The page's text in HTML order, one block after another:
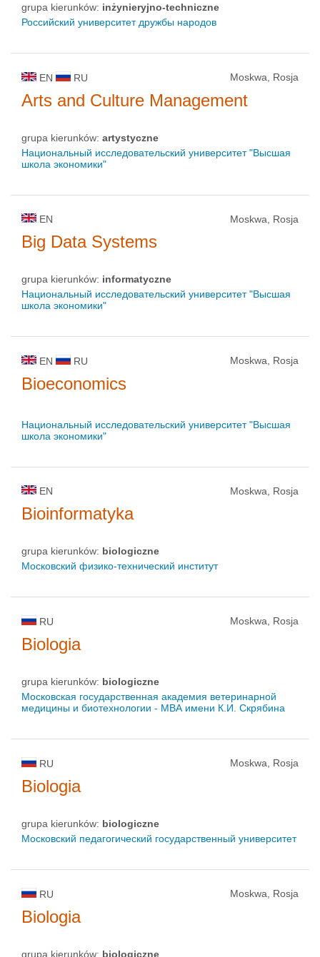
grupa kierunków: inżynieryjno-techniczne
Российский университет дружбы народов
EN RU Moskwa, Rosja
Arts and Culture Management
grupa kierunków: artystyczne
Национальный исследовательский университет "Высшая
школа экономики"
EN Moskwa, Rosja
Big Data Systems
grupa kierunków: informatyczne
Национальный исследовательский университет "Высшая
школа экономики"
EN RU Moskwa, Rosja
Bioeconomics
Национальный исследовательский университет "Высшая
школа экономики"
EN Moskwa, Rosja
Bioinformatyka
grupa kierunków: biologiczne
Московский физико-технический институт
RU Moskwa, Rosja
Biologia
grupa kierunków: biologiczne
Московская государственная академия ветеринарной
медицины и биотехнологии - МВА имени К.И. Скрябина
RU Moskwa, Rosja
Biologia
grupa kierunków: biologiczne
Московский педагогический государственный университет
RU Moskwa, Rosja
Biologia
grupa kierunków: biologiczne